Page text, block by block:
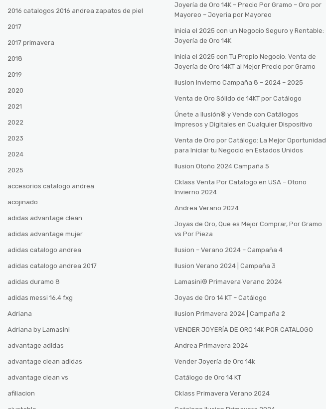
2016 catalogos 2016 andrea zapatos de piel
2017
2017 primavera
2018
2019
2020
2021
2022
2023
2024
2025
accesorios catalogo andrea
acojinado
adidas advantage clean
adidas advantage mujer
adidas catalogo andrea
adidas catalogo andrea 2017
adidas duramo 8
adidas messi 16.4 fxg
Adriana
Adriana by Lamasini
advantage adidas
advantage clean adidas
advantage clean vs
afiliacion
Joyería de Oro 14K – Precio Por Gramo – Oro por
Mayoreo – Joyeria por Mayoreo
Inicia el 2025 con un Negocio Seguro y Rentable:
Joyería de Oro 14K
Inicia el 2025 con Tu Propio Negocio: Venta de
Joyería de Oro 14KT al Mejor Precio por Gramo
Ilusion Invierno Campaña 8 – 2024 – 2025
Venta de Oro Sólido de 14KT por Catálogo
Únete a Ilusión® y Vende con Catálogos
Impresos y Digitales en Cualquier Dispositivo
Venta de Oro por Catálogo: La Mejor Oportunidad
para Iniciar tu Negocio en Estados Unidos
Ilusion Otoño 2024 Campaña 5
Cklass Venta Por Catalogo en USA – Otono
Invierno 2024
Andrea Verano 2024
Joyas de Oro, Que es Mejor Comprar, Por Gramo
vs Por Pieza
Ilusion – Verano 2024 – Campaña 4
Ilusion Verano 2024 | Campaña 3
Lamasini®️ Primavera Verano 2024
Joyas de Oro 14 KT – Catálogo
Ilusion Primavera 2024 | Campaña 2
VENDER JOYERÍA DE ORO 14K POR CATALOGO
Andrea Primavera 2024
Vender Joyería de Oro 14k
Catálogo de Oro 14 KT
Cklass Primavera Verano 2024